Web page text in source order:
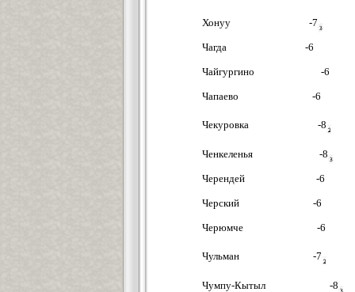
Хонуу -7
Чагда -6
Чайгургино -6
Чапаево -6
Чекуровка -8
Ченкеленья -8
Черендей -6
Черский -6
Черюмче -6
Чульман -7
Чумпу-Кытыл -8